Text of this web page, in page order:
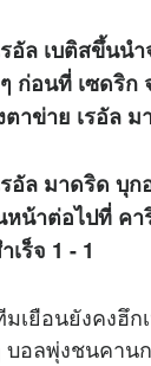
อัล เบติสขึ้นน
ก่อนที่ เซดริก
าข่าย เรอัล ม
อัล มาดริด บุ
หน้าต่อไปที่ ค
เร็จ 1 - 1
เยือนยังคงฮึก
บอลพุ่งชนคาน